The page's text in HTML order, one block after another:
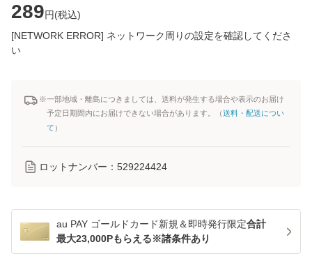
289円(税込)
[NETWORK ERROR] ネットワーク周りの設定を確認してくださ
い
※一部地域・離島につきましては、送料が発生する場合や表示のお届け
予定日期間内にお届けできない場合があります。（送料・配送につい
て ）
ロットナンバー： 529224424
au PAY ゴールドカード新規＆即時発行限定合計
最大23,000Pもらえる※諸条件あり